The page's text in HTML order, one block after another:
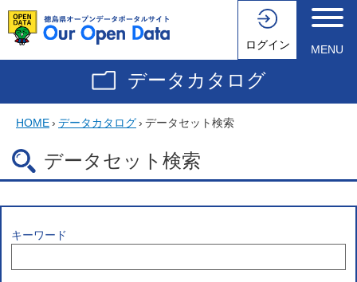
ログイン MENU
データカタログ
HOME› データカタログ› データセット検索
データセット検索
キーワード